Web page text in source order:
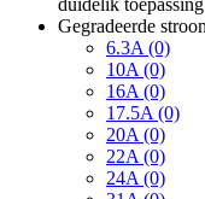
Gegradeerde
6.3A (0)
10A (0)
16A (0)
17.5A (0)
20A (0)
22A (0)
24A (0)